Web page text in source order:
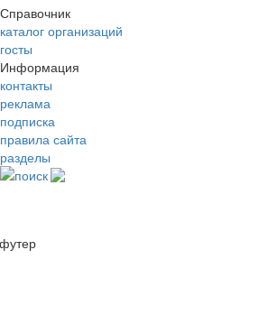
Справочник
каталог организаций
госты
Информация
контакты
реклама
подписка
правила сайта
разделы
поиск
футер